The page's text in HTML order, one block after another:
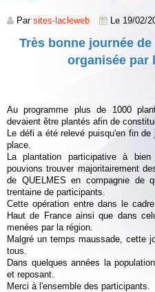
Transports
Urbanisme
Albums
Vidéos
Contact
Plan vigipirate
Par sites-lacleweb Le 19/02/
Très bonne journée
organisée par
Au programme plus de 1000
devaient être plantés afin de
Le défi a été relevé puisqu'en fin
place.
La plantation participative à
pouvions trouver majoritairement
de QUELMES en compagnie de
trentaine de participants.
Cette opération entre dans le
Haut de France ainsi que dans
menées par la région.
Malgré un temps maussade, cette
tous.
Dans quelques années la
et reposant.
Merci à l'ensemble des participants.